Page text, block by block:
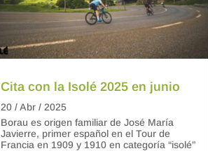
Cita con la Isolé 2025 en junio
20 / Abr / 2025
Borau es origen familiar de José María
Javierre, primer español en el Tour de
Francia en 1909 y 1910 en categoría “isolé”